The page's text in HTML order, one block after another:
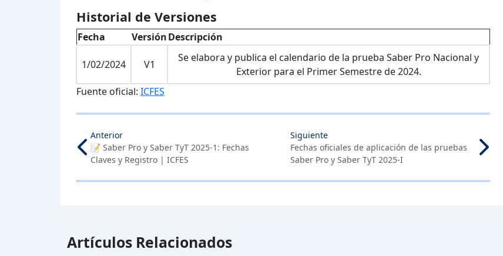
Historial de Versiones
Fecha VersiónDescripción
1/02/2024 V1
Se elabora y publica el calendario de la prueba Saber Pro Nacional y
Exterior para el Primer Semestre de 2024.
Fuente oficial: ICFES
Anterior
📝 Saber Pro y Saber TyT 2025-1: Fechas
Claves y Registro | ICFES
Siguiente
Fechas oficiales de aplicación de las pruebas
Saber Pro y Saber TyT 2025-I
Artículos Relacionados